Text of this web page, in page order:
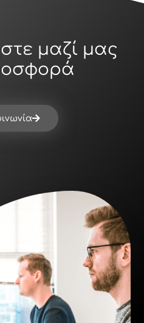
μαζί μας